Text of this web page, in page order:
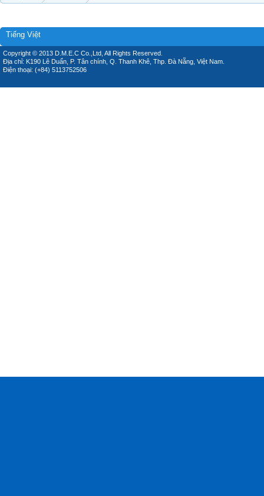
Tiếng Việt
Copyright © 2013 D.M.E.C Co.,Ltd, All Rights Reserved.
Địa chỉ: K190 Lê Duẩn, P. Tân chính, Q. Thanh Khê, Thp. Đà Nẵng, Việt Nam.
Điện thoại: (+84) 5113752506